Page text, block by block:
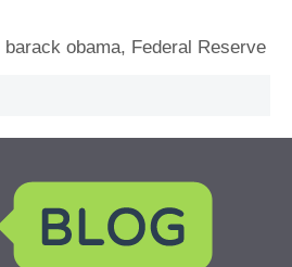
barack obama, Federal Reserve